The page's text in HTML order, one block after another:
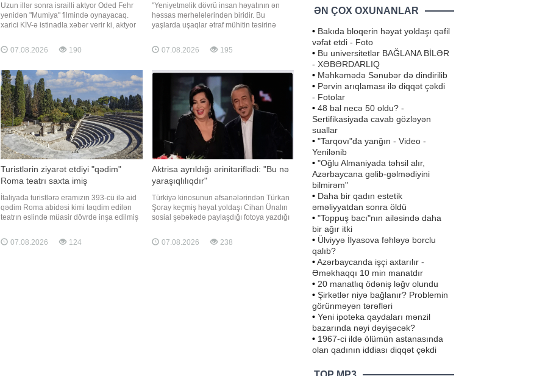
Uzun illər sonra israilli aktyor Oded Fehr
yenidən "Mumiya" filmində oynayacaq.
xarici KİV-ə istinadla xəbər verir ki, aktyor
daha canlandıracaq. Ekran əsəri klassik
trilogiyanın davamı olacaq. Filmdə
hissələrdək
07.08.2026 190
"Yeniyetməlik dövrü insan həyatının ən
həssas mərhələlərindən biridir. Bu
yaşlarda uşaqlar ətraf mühitin təsirinə
və bəzən düşünmədən riskli qərarlar
verirlər. Məhz buna görə də narkotik və
əksər hallarda bu dövrd
07.08.2026 195
Turistlərin ziyarət etdiyi "qədim"
Roma teatrı saxta imiş
İtaliyada turistlərə eramızın 393-cü ilə aid
qədim Roma abidəsi kimi təqdim edilən
teatrın əslində müasir dövrdə inşa edilmiş
Məhkəmə bu obyektin yaradıcısı Franko
Malossonu sənət əsərlərinin
07.08.2026 124
Aktrisa ayrıldığı ərinitəriflədi: "Bu nə
yaraşıqlılıqdır"
Türkiyə kinosunun əfsanələrindən Türkan
Şoray keçmiş həyat yoldaşı Cihan Ünalın
sosial şəbəkədə paylaşdığı fotoya yazdığı
istinadən xəbər verir ki, Şoray Ünalın
fotosuna "Vay, bu nə yaraşıqlılıqdır"
07.08.2026 238
ƏN ÇOX OXUNANLAR
• Bakıda bloqerin həyat yoldaşı qəfil
vəfat etdi - Foto
• Bu universitetlər BAĞLANA BİLƏR
- XƏBƏRDARLIQ
• Məhkəmədə Sənubər də dindirilib
• Pərvin arıqlaması ilə diqqət çəkdi
- Fotolar
• 48 bal necə 50 oldu? -
Sertifikasiyada cavab gözləyən
suallar
• "Tarqovı"da yanğın - Video -
Yenilənib
• "Oğlu Almaniyada təhsil alır,
Azərbaycana gəlib-gəlmədiyini
bilmirəm"
• Daha bir qadın estetik
əməliyyatdan sonra öldü
• "Toppuş bacı"nın ailəsində daha
bir ağır itki
• Ülviyyə İlyasova fəhləyə borclu
qalıb?
•Azərbaycanda işçi axtarılır -
Əməkhaqqı 10 min manatdır
• 20 manatlıq ödəniş ləğv olundu
• Şirkətlər niyə bağlanır? Problemin
görünməyən tərəfləri
• Yeni ipoteka qaydaları mənzil
bazarında nəyi dəyişəcək?
• 1967-ci ildə ölümün astanasında
olan qadının iddiası diqqət çəkdi